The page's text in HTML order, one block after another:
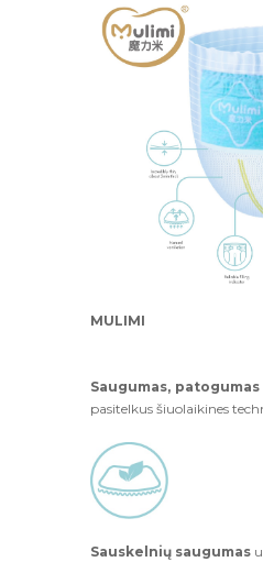
MULIMI
Saugumas,
pasitelkus šiuolaikines
Sauskelnių saugumas